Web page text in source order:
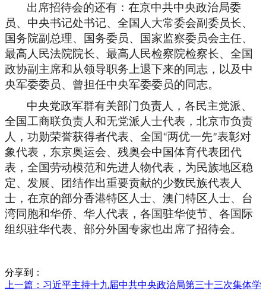
出席招待会的还有：在京中共中央政治局委
员、中央书记处书记、全国人大常委会副委员长、
国务院副总理、国务委员、国家监察委员会主任、
最高人民法院院长、最高人民检察院检察长、全国
政协副主席和从领导职务上退下来的同志，以及中
央军委委员、曾担任中央军委委员的同志。
中央党政军群有关部门负责人，各民主党派、
全国工商联负责人和无党派人士代表，北京市负责
人，功勋荣誉获得者代表、全国“两优一先”表彰对
象代表，东京奥运会、残奥会中国体育代表团代
表，全国劳动模范和先进人物代表，为民族地区稳
定、发展、团结作出重要贡献的少数民族代表人
士，在京的部分香港特区人士、澳门特区人士、台
湾同胞和华侨、华人代表，各国驻华使节、各国际
组织驻华代表、部分外国专家也出席了招待会。
分享到：
上一篇 ：习近平主持十九届中共中央政治局第三十三次集体学